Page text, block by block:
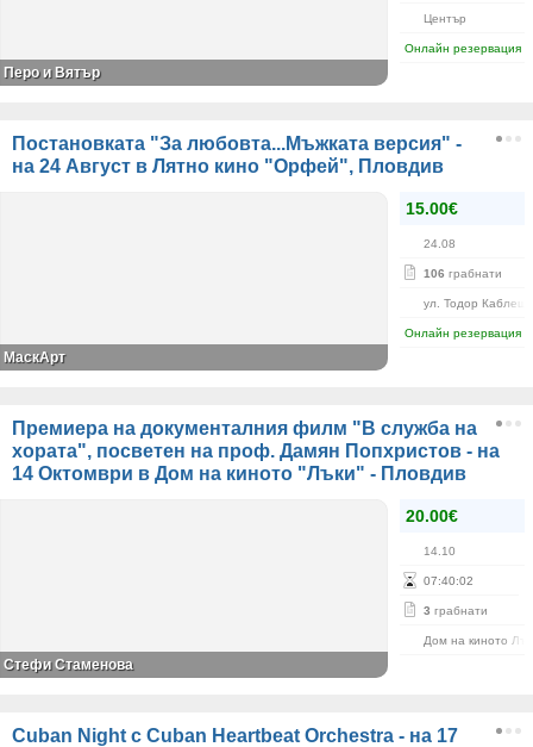
Център
Онлайн резервация
Перо и Вятър
Постановката "За любовта...Мъжката версия" -
на 24 Август в Лятно кино "Орфей", Пловдив
15.00€
24.08
106 грабнати
ул. Тодор
Онлайн резервация
МаскАрт
Премиера на документалния филм "В служба на
хората", посветен на проф. Дамян Попхристов - на
14 Октомври в Дом на киното "Лъки" - Пловдив
20.00€
14.10
07:40:01
3 грабнати
Дом на киното
Стефи Стаменова
Cuban Night с Cuban Heartbeat Orchestra - на 17